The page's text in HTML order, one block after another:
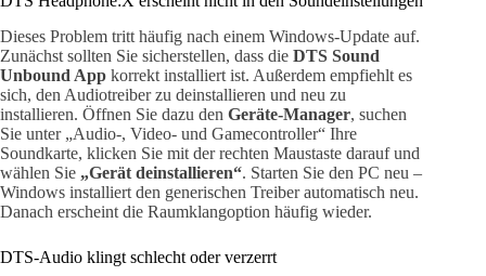
Dieses Problem tritt häufig nach einem Windows-Update auf.
Zunächst sollten Sie sicherstellen, dass die DTS Sound
Unbound App korrekt installiert ist. Außerdem empfiehlt es
sich, den Audiotreiber zu deinstallieren und neu zu
installieren. Öffnen Sie dazu den Geräte-Manager, suchen
Sie unter „Audio-, Video- und Gamecontroller“ Ihre
Soundkarte, klicken Sie mit der rechten Maustaste darauf und
wählen Sie „Gerät deinstallieren“. Starten Sie den PC neu –
Windows installiert den generischen Treiber automatisch neu.
Danach erscheint die Raumklangoption häufig wieder.
DTS-Audio klingt schlecht oder verzerrt